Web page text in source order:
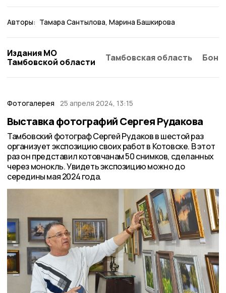
Авторы: Тамара Сантылова Марина Башкирова
Издания МО
Тамбовской области
Тамбовская область
Фотогалерея 25 апреля 2024, 13:15
Выставка фотографий Сергея Рудакова
Тамбовский фотограф Сергей Рудаков в шестой раз
организует экспозицию своих работ в Котовске. В этот
раз он представил котовчанам 50 снимков, сделанных
через монокль. Увидеть экспозицию можно до
середины мая 2024 года.